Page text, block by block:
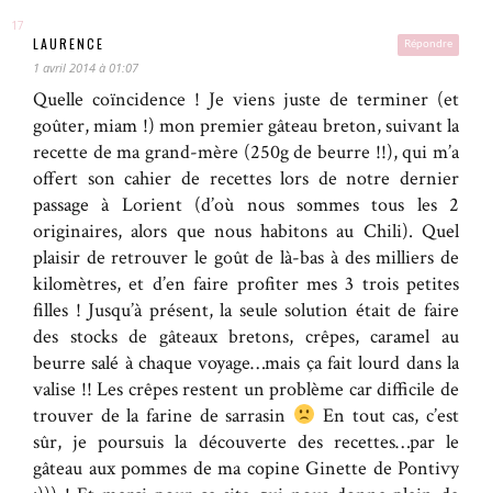
Répondre
LAURENCE
1 avril 2014 à 01:07
Quelle coïncidence ! Je viens juste de terminer (et
goûter, miam !) mon premier gâteau breton, suivant la
recette de ma grand-mère (250g de beurre !!), qui m’a
offert son cahier de recettes lors de notre dernier
passage à Lorient (d’où nous sommes tous les 2
originaires, alors que nous habitons au Chili). Quel
plaisir de retrouver le goût de là-bas à des milliers de
kilomètres, et d’en faire profiter mes 3 trois petites
filles ! Jusqu’à présent, la seule solution était de faire
des stocks de gâteaux bretons, crêpes, caramel au
beurre salé à chaque voyage…mais ça fait lourd dans la
valise !! Les crêpes restent un problème car difficile de
trouver de la farine de sarrasin
En tout cas, c’est
sûr, je poursuis la découverte des recettes…par le
gâteau aux pommes de ma copine Ginette de Pontivy